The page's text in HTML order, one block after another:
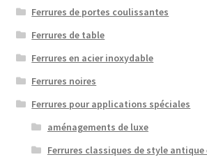
Ferrures de portes coulissantes
Ferrures de table
Ferrures en acier inoxydable
Ferrures noires
Ferrures pour applications spéciales
aménagements de luxe
Ferrures classiques de style